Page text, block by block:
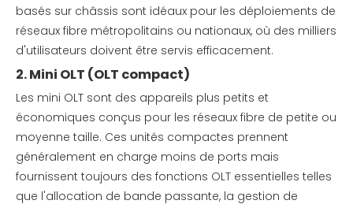
basés sur châssis sont idéaux pour les déploiements de
réseaux fibre métropolitains ou nationaux, où des milliers
d'utilisateurs doivent être servis efficacement.
2. Mini OLT (OLT compact)
Les mini OLT sont des appareils plus petits et
économiques conçus pour les réseaux fibre de petite ou
moyenne taille. Ces unités compactes prennent
généralement en charge moins de ports mais
fournissent toujours des fonctions OLT essentielles telles
que l'allocation de bande passante, la gestion de